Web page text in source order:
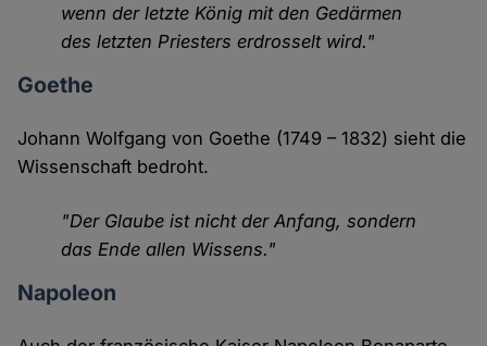
wenn der letzte König mit den Gedärmen
des letzten Priesters erdrosselt wird."
Goethe
Johann Wolfgang von Goethe (1749 – 1832) sieht die
Wissenschaft bedroht.
"Der Glaube ist nicht der Anfang, sondern
das Ende allen Wissens."
Napoleon